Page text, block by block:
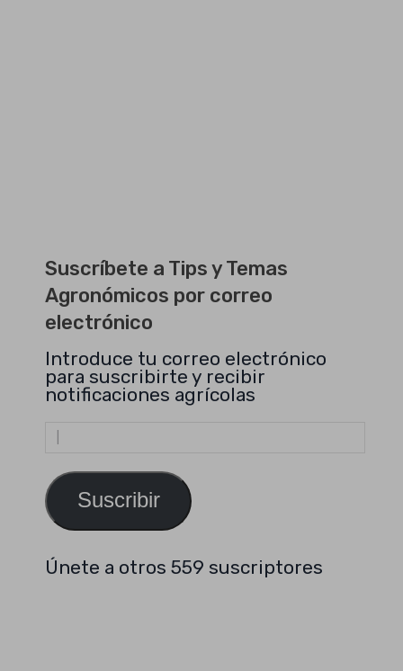
Suscríbete a Tips y Temas
Agronómicos por correo
electrónico
Introduce tu correo electrónico
para suscribirte y recibir
notificaciones agrícolas
Dirección
de
Suscribir
Únete a otros 559 suscriptores